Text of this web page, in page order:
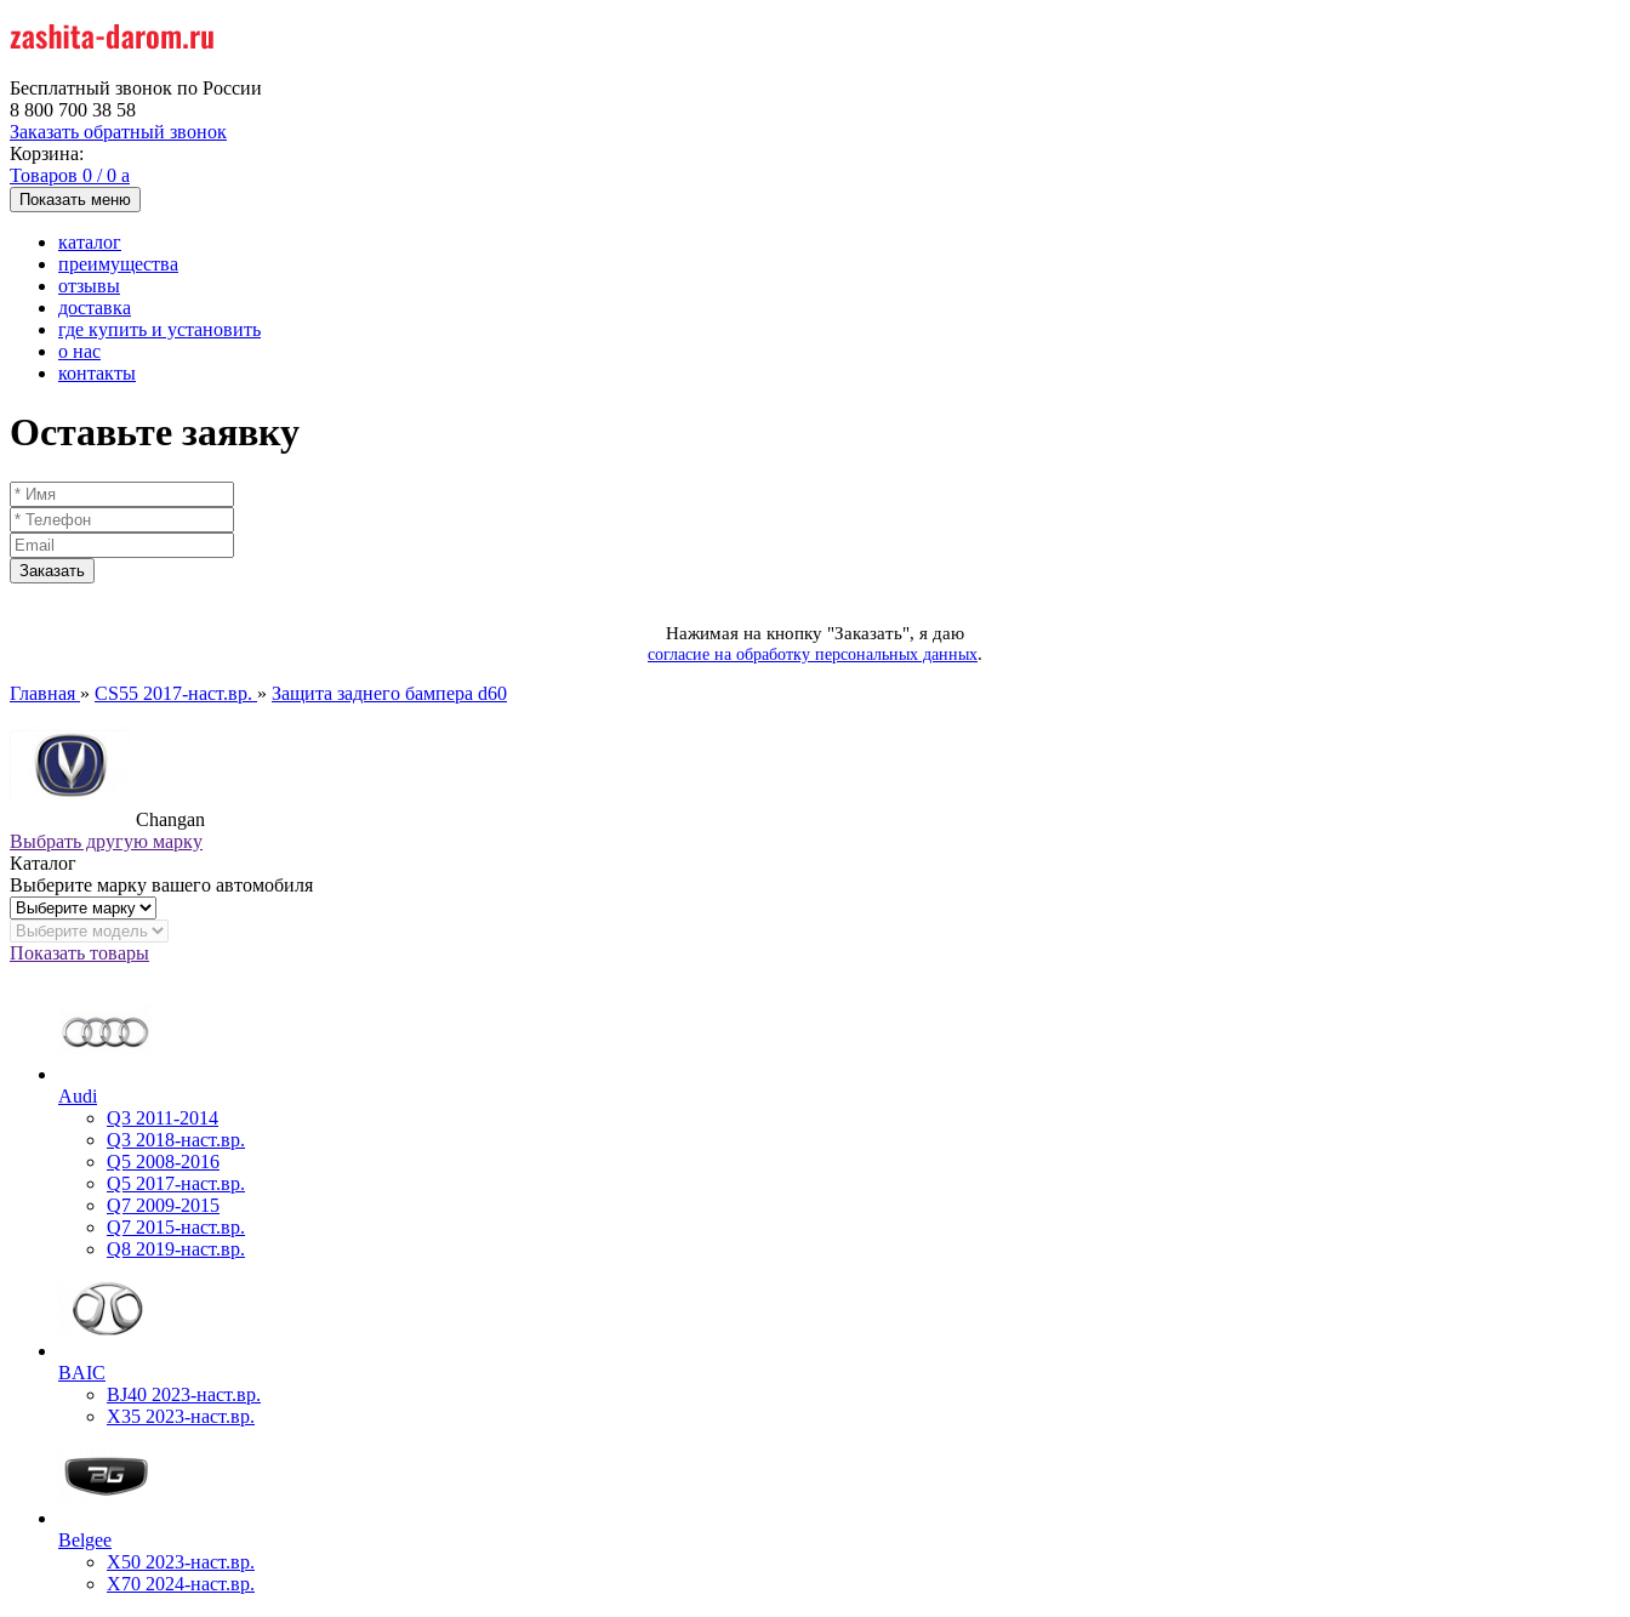
Бесплатный звонок по России
8 800 700 38 58
Заказать обратный звонок
Корзина:
Товаров 0 /0 a
Показать меню
каталог
преимущества
отзывы
доставка
где купить и установить
о нас
контакты
Оставьте заявку
Нажимая на кнопку "Заказать", я даю
согласие на обработку персональных данных.
Главная » CS55 2017-наст.вр. » Защита заднего бампера d60
Changan
Выбрать другую марку
Каталог
Выберите марку вашего автомобиля
Показать товары
Audi
Q3 2011-2014
Q3 2018-наст.вр.
Q5 2008-2016
Q5 2017-наст.вр.
Q7 2009-2015
Q7 2015-наст.вр.
Q8 2019-наст.вр.
BAIC
BJ40 2023-наст.вр.
X35 2023-наст.вр.
Belgee
X50 2023-наст.вр.
X70 2024-наст.вр.